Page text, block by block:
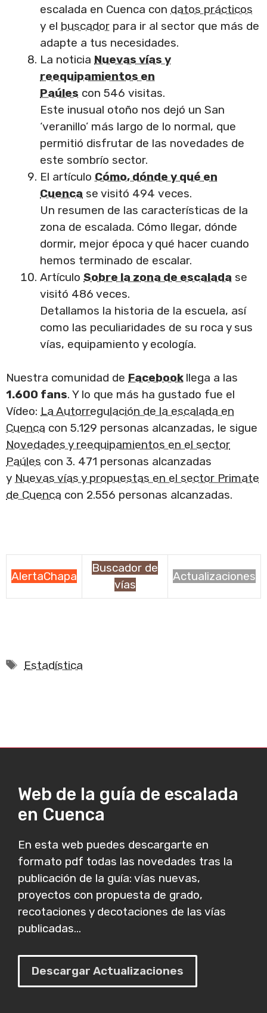
escalada en Cuenca con datos prácticos
y el buscador para ir al sector que más de
adapte a tus necesidades.
La noticia Nuevas vías y
reequipamientos en
Paúles con 546 visitas.
Este inusual otoño nos dejó un San
‘veranillo’ más largo de lo normal, que
permitió disfrutar de las novedades de
este sombrío sector.
El artículo Cómo, dónde y qué en
Cuenca se visitó 494 veces.
Un resumen de las características de la
zona de escalada. Cómo llegar, dónde
dormir, mejor época y qué hacer cuando
hemos terminado de escalar.
Artículo Sobre la zona de escalada se
visitó 486 veces.
Detallamos la historia de la escuela, así
como las peculiaridades de su roca y sus
vías, equipamiento y ecología.
Nuestra comunidad de Facebook llega a las
1.600 fans. Y lo que más ha gustado fue el
Vídeo: La Autorregulación de la escalada en
Cuenca con 5.129 personas alcanzadas, le sigue
Novedades y reequipamientos en el sector
Paúles con 3. 471 personas alcanzadas
y Nuevas vías y propuestas en el sector Primate
de Cuenca con 2.556 personas alcanzadas.
AlertaChapa
Buscador de
vías
Actualizaciones
Etiquetas
Estadística
Web de la guía de escalada
en Cuenca
En esta web puedes descargarte en
formato pdf todas las novedades tras la
publicación de la guía: vías nuevas,
proyectos con propuesta de grado,
recotaciones y decotaciones de las vías
publicadas...
Descargar Actualizaciones